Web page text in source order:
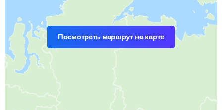
Посмотреть маршрут на карте